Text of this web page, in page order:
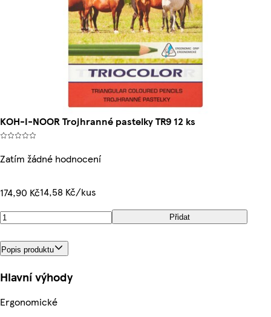
KOH-­I-­NOOR Trojhranné pastelky TR9 12 ks
Zatím žádné hodnocení
174,90 Kč14,58 Kč/kus
Přidat
Popis produktu
Hlavní výhody
Ergonomické